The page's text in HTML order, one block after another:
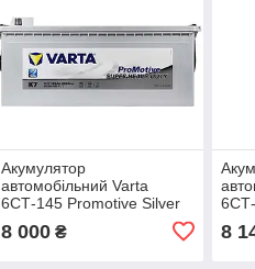
Акумулятор
автомобільний Varta
6СТ-145 Promotive Silver
8 000₴ 8